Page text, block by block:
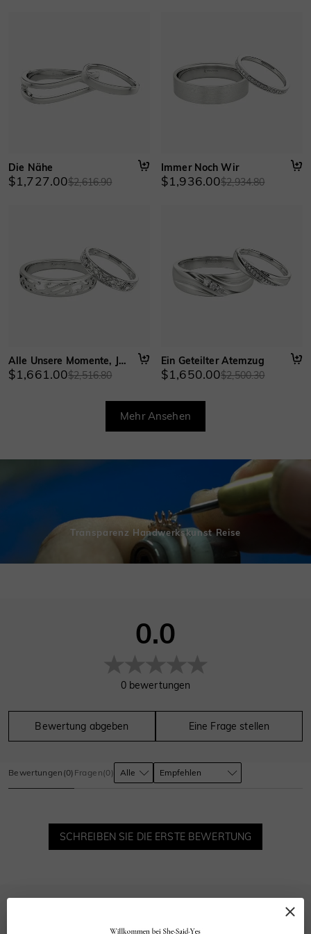
Die Nähe
$1,727.00$2,616.90
Immer Noch Wir
$1,936.00$2,934.80
Alle Unsere Momente, Jetzt
$1,661.00$2,516.80
Ein Geteilter Atemzug
$1,650.00$2,500.30
Mehr Ansehen
Transparenz Handwerkskunst Reise
0.0
0 bewertungen
Bewertung abgeben Eine Frage stellen
Bewertungen (0) Fragen(0)
SCHREIBEN SIE DIE ERSTE BEWERTUNG